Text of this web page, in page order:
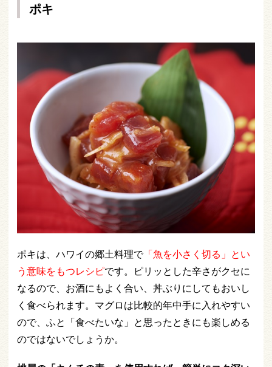
ポキ
ポキは、ハワイの郷土料理で「魚を小さく切る」とい
う意味をもつレシピです。ピリッとした辛さがクセに
なるので、お酒にもよく合い、丼ぶりにしてもおいし
く食べられます。マグロは比較的年中手に入れやすい
ので、ふと「食べたいな」と思ったときにも楽しめる
のではないでしょうか。